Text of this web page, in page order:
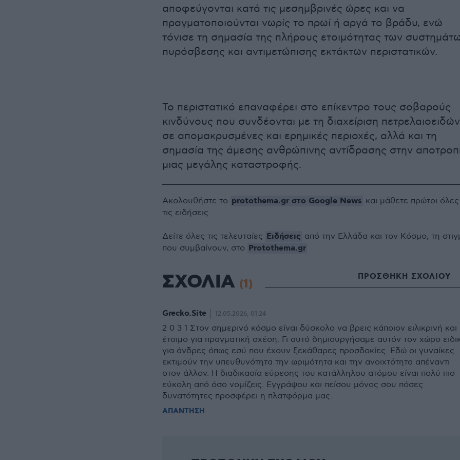
αποφεύγονται κατά τις μεσημβρινές ώρες και να
πραγματοποιούνται νωρίς το πρωί ή αργά το βράδυ, ενώ
τόνισε τη σημασία της πλήρους ετοιμότητας των
πυρόσβεσης και αντιμετώπισης εκτάκτων περιστατικών.
Το περιστατικό επαναφέρει στο επίκεντρο τους σοβαρούς
κινδύνους που συνδέονται με τη διαχείριση πετρελαιοειδών
σε απομακρυσμένες και ερημικές περιοχές, αλλά και τη
σημασία της άμεσης ανθρώπινης αντίδρασης στην
μιας μεγάλης καταστροφής.
Ακολουθήστε το protothema.gr στο Google News και μάθετε πρώτοι όλες
τις ειδήσεις
Δείτε όλες τις τελευταίες Ειδήσεις από την Ελλάδα και τον Κόσμο, τη
που συμβαίνουν, στο Protothema.gr
ΣΧΟΛΙΑ (1) ΠΡΟΣΘΗΚΗ ΣΧΟΛΙΟΥ
Grecko.Site 12.05.2026, 01:24
2 0 3 1 Στον σημερινό κόσμο είναι δύσκολο να βρεις κάποιον ειλικρινή και
έτοιμο για πραγματική σχέση. Γι αυτό δημιουργήσαμε αυτόν τον χώρο
για άνδρες όπως εσύ που έχουν ξεκάθαρες προσδοκίες. Εδώ οι γυναίκες
εκτιμούν την υπευθυνότητα την ωριμότητα και την ανοιχτότητα απέναντι
στον άλλον. Η διαδικασία εύρεσης του κατάλληλου ατόμου είναι πολύ πιο
εύκολη από όσο νομίζεις. Εγγράψου και πείσου μόνος σου πόσες
δυνατότητες προσφέρει η πλατφόρμα μας.
ΑΠΑΝΤΗΣΗ